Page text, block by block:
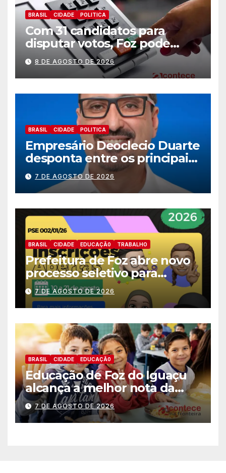
BRASIL CIDADE POLITICA
Com 31 candidatos para
disputar votos, Foz pode
perder representatividade
8 DE AGOSTO DE 2026
BRASIL CIDADE POLITICA
Empresário Deoclecio Duarte
desponta entre os principais
nomes do União Brasil para
deputado estadual
7 DE AGOSTO DE 2026
BRASIL CIDADE EDUCAÇÃ0 TRABALHO
Prefeitura de Foz abre novo
processo seletivo para
estagiários
7 DE AGOSTO DE 2026
BRASIL CIDADE EDUCAÇÃ0
Educação de Foz do Iguaçu
alcança a melhor nota da
história no IDEB
7 DE AGOSTO DE 2026